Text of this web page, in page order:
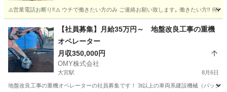
⚠️営業電話お断り‼️⚠️ ウチで働きたい方のみ ご連絡お願い致します｡ 働きたい方!! 何
大工 型枠
【社員募集】月給35万円～ 地盤改良工事の重機
オペレーター
月収350,000円
OMY株式会社
大宮駅 8月6日
地盤改良工事の重機オペレーターの社員募集です！ 3t以上の車両系建設機械（バック